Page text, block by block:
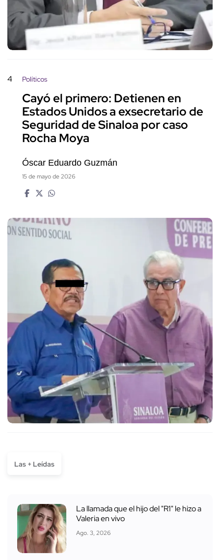
4 Políticos
Cayó el primero: Detienen en
Estados Unidos a exsecretario de
Seguridad de Sinaloa por caso
Rocha Moya
Óscar Eduardo Guzmán
15 de mayo de 2026
Las + Leídas
La llamada que el hijo del "R1" le hizo a
Valeria en vivo
Ago. 3, 2026